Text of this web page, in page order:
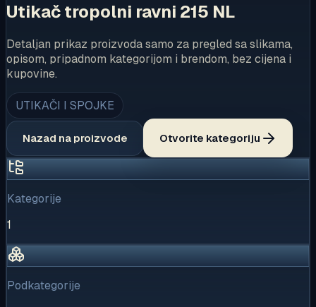
Utikač tropolni ravni 215 NL
Detaljan prikaz proizvoda samo za pregled sa slikama,
opisom, pripadnom kategorijom i brendom, bez cijena i
kupovine.
UTIKAČI I SPOJKE
Nazad na proizvode Otvorite kategoriju
Kategorije
1
Podkategorije